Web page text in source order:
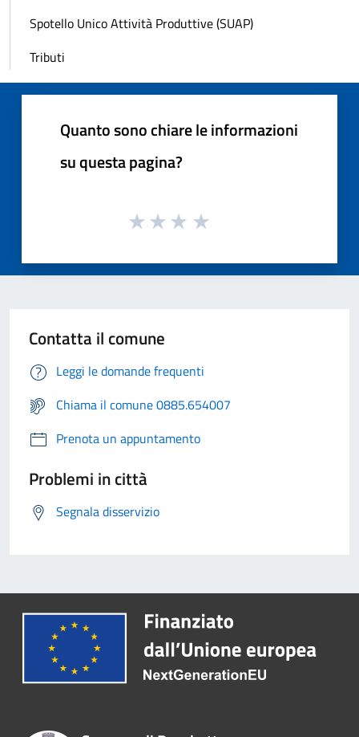
Spotello Unico Attività Produttive (SUAP)
Tributi
Quanto sono chiare le informazioni
su questa pagina?
Contatta il comune
Leggi le domande frequenti
Chiama il comune 0885.654007
Prenota un appuntamento
Problemi in città
Segnala disservizio